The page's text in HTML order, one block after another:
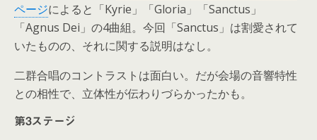
ページによると「Kyrie」「Gloria」「Sanctus」
「Agnus Dei」の4曲組。今回「Sanctus」は割愛されて
いたものの、それに関する説明はなし。
二群合唱のコントラストは面白い。だが会場の音響特性
との相性で、立体性が伝わりづらかったかも。
第3ステージ